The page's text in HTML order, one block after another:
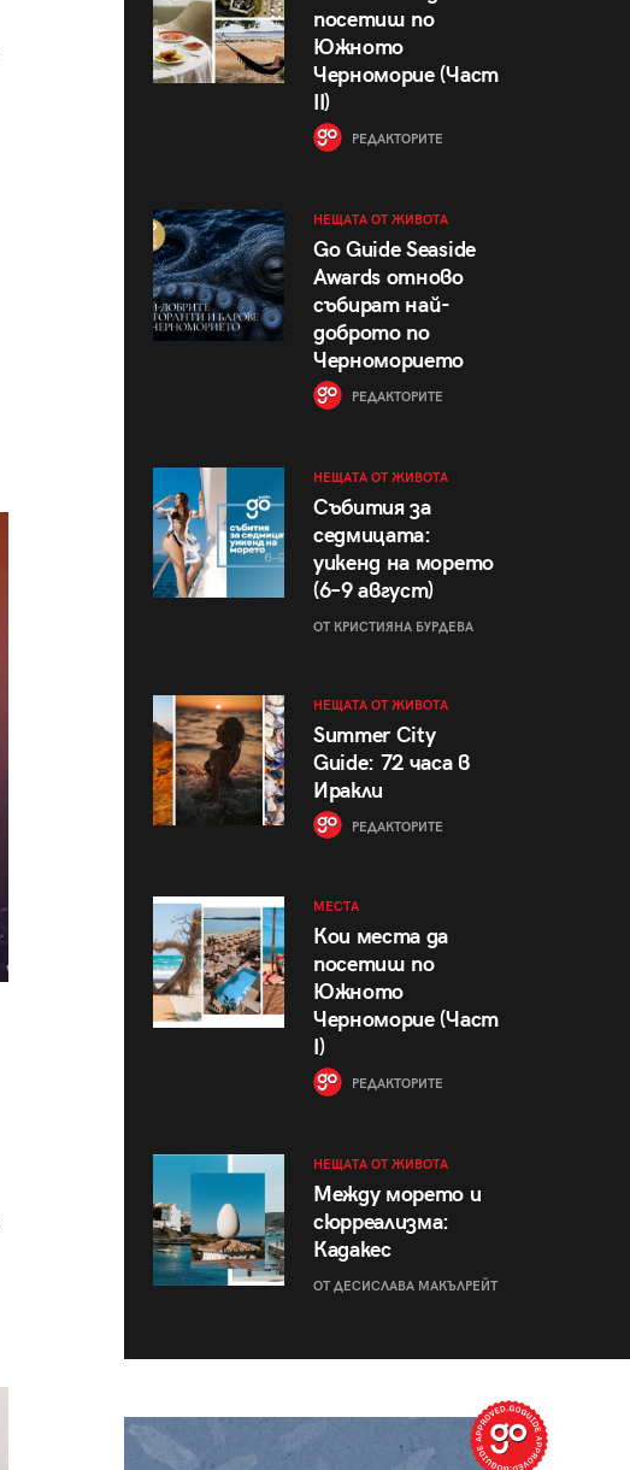
посетиш по
Южното
Черноморие (Част
II)
РЕДАКТОРИТЕ
НЕЩАТА ОТ ЖИВОТА
Go Guide Seaside
Awards отново
събират най-
доброто по
Черноморието
РЕДАКТОРИТЕ
НЕЩАТА ОТ ЖИВОТА
Събития за
седмицата:
уикенд на морето
(6–9 август)
ОТ КРИСТИЯНА БУРДЕВА
НЕЩАТА ОТ ЖИВОТА
Summer City
Guide: 72 часа в
Иракли
РЕДАКТОРИТЕ
МЕСТА
Кои места да
посетиш по
Южното
Черноморие (Част
I)
РЕДАКТОРИТЕ
НЕЩАТА ОТ ЖИВОТА
Между морето и
сюрреализма:
Кадакес
ОТ ДЕСИСЛАВА МАКЪЛРЕЙТ